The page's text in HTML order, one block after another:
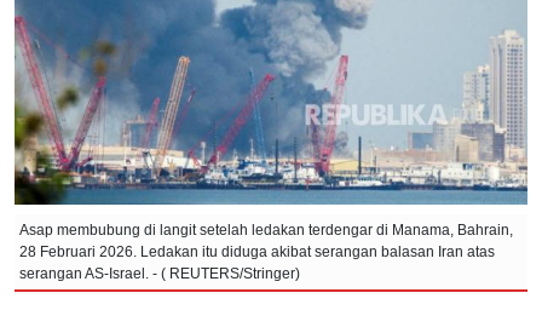
Asap membubung di langit setelah ledakan terdengar di Manama, Bahrain,
28 Februari 2026. Ledakan itu diduga akibat serangan balasan Iran atas
serangan AS-Israel. - ( REUTERS/Stringer)